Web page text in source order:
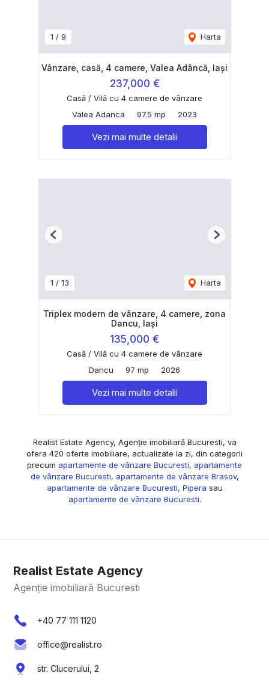
1 / 9 Harta
Vânzare, casă, 4 camere, Valea Adâncă, Iași
237,000 €
Casă / Vilă cu 4 camere de vânzare
Valea Adanca
97.5 mp 2023
Vezi mai multe detalii
1 / 13 Harta
Previous Next
Triplex modern de vânzare, 4 camere, zona
Dancu, Iași
135,000 €
Casă / Vilă cu 4 camere de vânzare
Dancu
97 mp 2026
Vezi mai multe detalii
Realist Estate Agency, Agenție imobiliară Bucuresti, va
ofera 420 oferte imobiliare, actualizate la zi, din categorii
precum apartamente de vânzare Bucuresti, apartamente
de vânzare Bucuresti, apartamente de vânzare Brasov,
apartamente de vânzare Bucuresti, Pipera sau
apartamente de vânzare Bucuresti.
Realist Estate Agency
Agenție imobiliară Bucuresti
+40 77 111 1120
office@realist.ro
str. Clucerului, 2